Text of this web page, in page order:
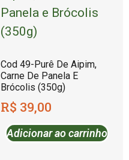
Cod 49-Purê De Aipim,
Carne De Panela E
Brócolis (350g)
R$ 39,00
Adicionar ao carrinho